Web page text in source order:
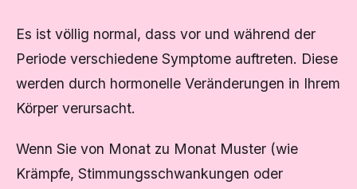
Es ist völlig normal, dass vor und während der
Periode verschiedene Symptome auftreten. Diese
werden durch hormonelle Veränderungen in Ihrem
Körper verursacht.
Wenn Sie von Monat zu Monat Muster (wie
Krämpfe, Stimmungsschwankungen oder